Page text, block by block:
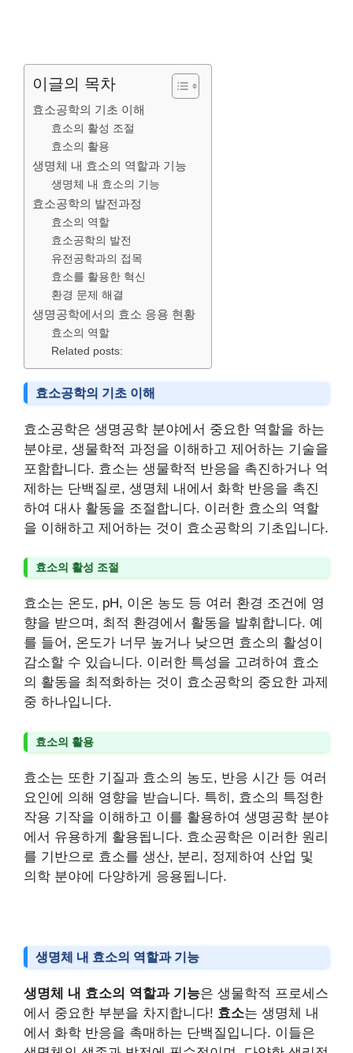
이글의 목차
효소공학의 기초 이해
효소의 활성 조절
효소의 활용
생명체 내 효소의 역할과 기능
생명체 내 효소의 기능
효소공학의 발전과정
효소의 역할
효소공학의 발전
유전공학과의 접목
효소를 활용한 혁신
환경 문제 해결
생명공학에서의 효소 응용 현황
효소의 역할
Related posts:
효소공학의 기초 이해
효소공학은 생명공학 분야에서 중요한 역할을 하는
분야로, 생물학적 과정을 이해하고 제어하는 기술을
포함합니다. 효소는 생물학적 반응을 촉진하거나 억
제하는 단백질로, 생명체 내에서 화학 반응을 촉진
하여 대사 활동을 조절합니다. 이러한 효소의 역할
을 이해하고 제어하는 것이 효소공학의 기초입니다.
효소의 활성 조절
효소는 온도, pH, 이온 농도 등 여러 환경 조건에 영
향을 받으며, 최적 환경에서 활동을 발휘합니다. 예
를 들어, 온도가 너무 높거나 낮으면 효소의 활성이
감소할 수 있습니다. 이러한 특성을 고려하여 효소
의 활동을 최적화하는 것이 효소공학의 중요한 과제
중 하나입니다.
효소의 활용
효소는 또한 기질과 효소의 농도, 반응 시간 등 여러
요인에 의해 영향을 받습니다. 특히, 효소의 특정한
작용 기작을 이해하고 이를 활용하여 생명공학 분야
에서 유용하게 활용됩니다. 효소공학은 이러한 원리
를 기반으로 효소를 생산, 분리, 정제하여 산업 및
의학 분야에 다양하게 응용됩니다.
생명체 내 효소의 역할과 기능
생명체 내 효소의 역할과 기능은 생물학적 프로세스
에서 중요한 부분을 차지합니다! 효소는 생명체 내
에서 화학 반응을 촉매하는 단백질입니다. 이들은